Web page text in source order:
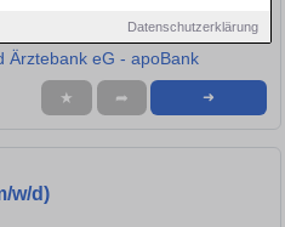
Datenschutzerklärung
Ärztebank eG - apoBank
★ ➦ ➜
w/d)